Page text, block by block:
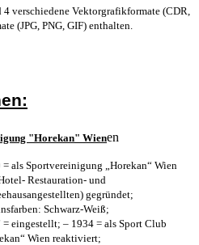
verschiedene Vektorgrafikformate (CDR,
(JPG, PNG, GIF) enthalten.
"Horekan" Wienen
= als Sportvereinigung „Horekan“ Wien
Restauration- und
gegründet;
Schwarz-Weiß;
= eingestellt; – 1934 = als Sport Club
Wien reaktiviert;